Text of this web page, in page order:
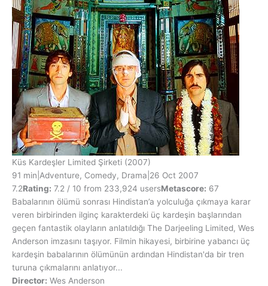
Küs Kardeşler Limited Şirketi (2007)
91 min Adventure, Comedy, Drama 26 Oct 2007
7.2Rating: 7.2 / 10 from 233,924 usersMetascore: 67
Babalarının ölümü sonrası Hindistan’a yolculuğa çıkmaya karar
veren birbirinden ilginç karakterdeki üç kardeşin başlarından
geçen fantastik olayların anlatıldığı The Darjeeling Limited, Wes
Anderson imzasını taşıyor. Filmin hikayesi, birbirine yabancı üç
kardeşin babalarının ölümünün ardından Hindistan'da bir tren
turuna çıkmalarını anlatıyor...
Director: Wes Anderson